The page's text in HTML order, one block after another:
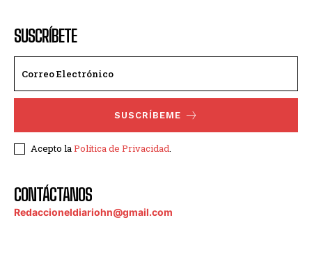
SUSCRÍBETE
SUSCRÍBEME
Acepto laPolítica de Privacidad.
CONTÁCTANOS
Redaccioneldiariohn@gmail.com